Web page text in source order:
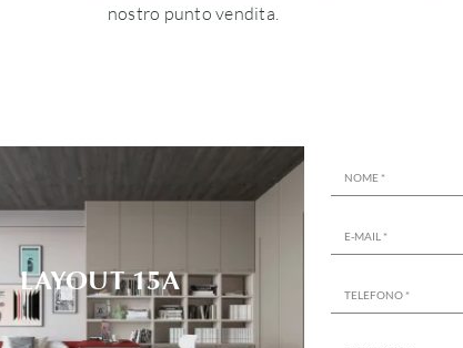
nostro punto vendita.
LAYOUT 15A